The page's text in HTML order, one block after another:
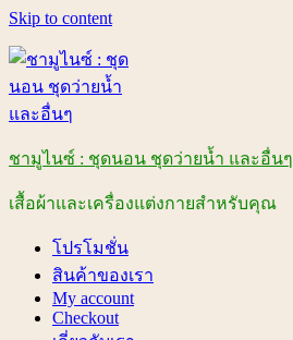
Skip to content
ชามูไนซ์ : ชุดนอน ชุดว่ายน้ำ และอื่นๆ
เสื้อผ้าและเครื่องแต่งกายสำหรับคุณ
โปรโมชั่น
สินค้าของเรา
My account
Checkout